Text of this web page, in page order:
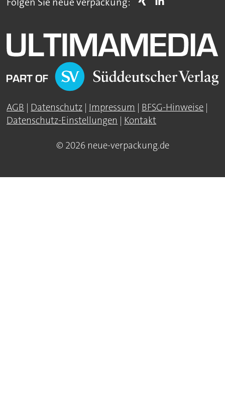
AGB | Datenschutz | Impressum | BFSG-Hinweise |
Datenschutz-Einstellungen | Kontakt
© 2026 neue-verpackung.de